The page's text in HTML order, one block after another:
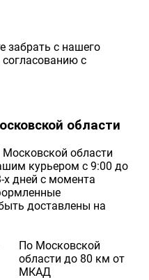
забрать с нашего
с
области
области
курьером с 9:00 до
х дней с момента
доставлены на
По Московской
области до 80 км от
МКАД